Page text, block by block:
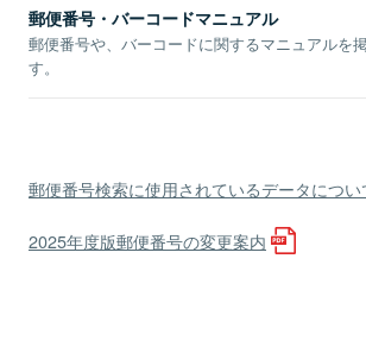
郵便番号・バーコードマニュアル
郵便番号や、バーコードに関するマニュアルを
す。
郵便番号検索に使用されているデータについ
2025年度版郵便番号の変更案内